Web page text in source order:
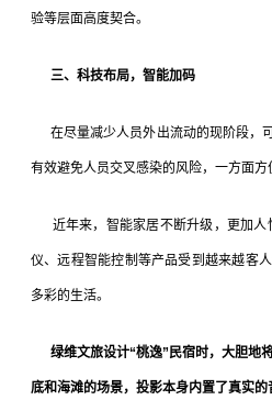
验等层面高度契合。
三、科技布局，智能加码
在尽量减少人员外出流动的现阶段，
有效避免人员交叉感染的风险，一方面方
近年来，智能家居不断升级，更加人
仪、远程智能控制等产品受到越来越客
多彩的生活。
绿维文旅设计“桃逸”民宿时，大胆地
底和海滩的场景，投影本身内置了真实